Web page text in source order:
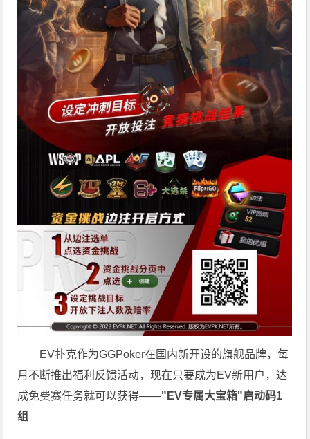
EV扑克作为GGPoker在国内新开设的旗舰品牌，每
月不断推出福利反馈活动，现在只要成为EV新用户，达
成免费赛任务就可以获得——"EV专属大宝箱"启动码1
组